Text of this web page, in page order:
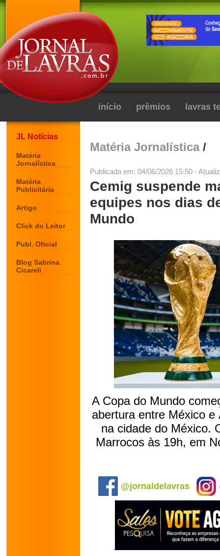
início prêmios lavras
JL Notícias
Matéria
Jornalística
Matéria
Publicitária
Artigo
Click do Leitor
Publ. Oficial
Blog Sabrina
Cicareli
Matéria Jornalística/
Publicada em: 04/06/2026 15:50 -
Cemig suspende
equipes nos dias
Mundo
A Copa do Mundo
abertura entre México
na cidade do México.
Marrocos às 19h, em
@jornaldelavras